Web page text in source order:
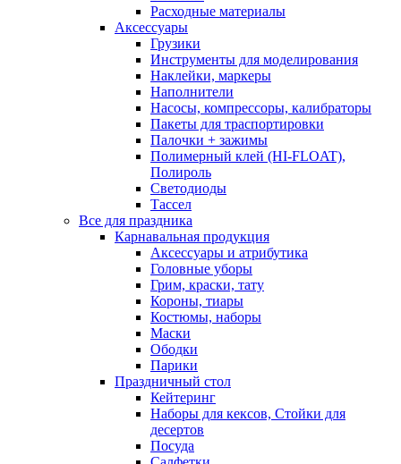
Расходные материалы
Аксессуары
Грузики
Инструменты для моделирования
Наклейки, маркеры
Наполнители
Насосы, компрессоры, калибраторы
Пакеты для траспортировки
Палочки + зажимы
Полимерный клей (HI-FLOAT),
Полироль
Светодиоды
Тассел
Все для праздника
Карнавальная продукция
Аксессуары и атрибутика
Головные уборы
Грим, краски, тату
Короны, тиары
Костюмы, наборы
Маски
Ободки
Парики
Праздничный стол
Кейтеринг
Наборы для кексов, Стойки для
десертов
Посуда